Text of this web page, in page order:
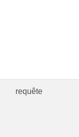
requête